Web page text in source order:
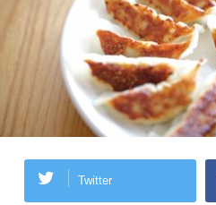
Twitter